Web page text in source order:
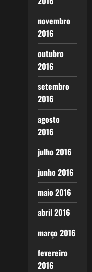
novembro
2016
outubro
2016
setembro
2016
agosto
2016
julho 2016
junho 2016
maio 2016
abril 2016
março 2016
fevereiro
2016